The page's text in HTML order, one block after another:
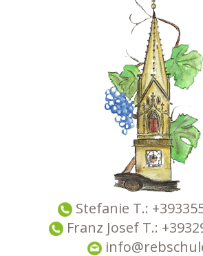
Stefanie T.:
Franz Josef T.: